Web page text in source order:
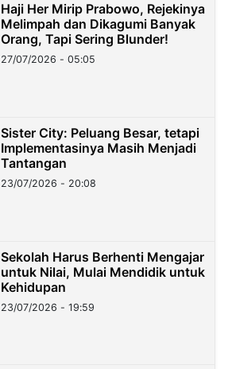
Haji Her Mirip Prabowo, Rejekinya
Melimpah dan Dikagumi Banyak
Orang, Tapi Sering Blunder!
27/07/2026 - 05:05
Sister City: Peluang Besar, tetapi
Implementasinya Masih Menjadi
Tantangan
23/07/2026 - 20:08
Sekolah Harus Berhenti Mengajar
untuk Nilai, Mulai Mendidik untuk
Kehidupan
23/07/2026 - 19:59